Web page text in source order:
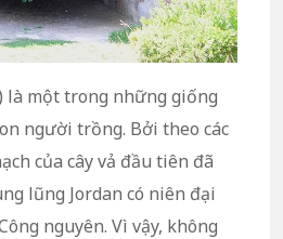
là một trong những giống
người trồng. Bởi theo các
của cây vả đầu tiên đã
lũng Jordan có niên đại
nguyên. Vì vậy, không